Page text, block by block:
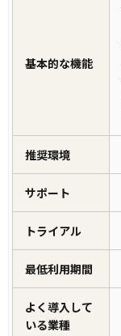
基本的な機能
推奨環境
サポート
トライアル
最低利用期間
よく導入して
いる業種